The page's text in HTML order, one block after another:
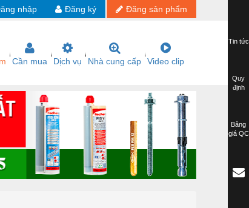
Đăng sản phẩm
Đăng ký
nhập
Cần mua Dịch vụ Nhà cung cấp Video clip
Tin tức
Quy
định
Bảng
giá QC